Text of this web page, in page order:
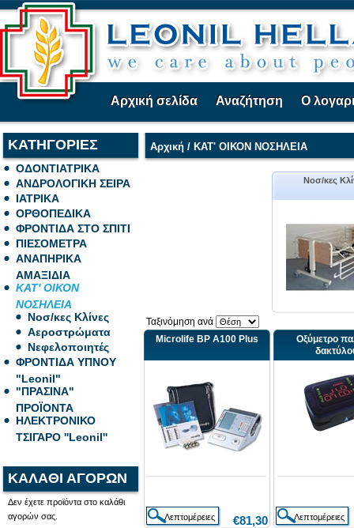
Αρχική σελίδα Αναζήτηση Ο
ΚΑΤΗΓΟΡΙΕΣ
ΟΔΟΝΤΙΑΤΡΙΚΑ
ΑΝΔΡΟΛΟΓΙΚΗ ΣΕΙΡΑ
ΙΑΤΡΙΚΑ
ΟΡΘΟΠΕΔΙΚΑ
ΦΡΟΝΤΙΔΑ ΣΤΟ ΣΠΙΤΙ
ΠΙΕΣΟΜΕΤΡΑ
ΑΝΑΠΗΡΙΚΑ
ΑΜΑΞΙΔΙΑ
ΚΑΤ' ΟΙΚΟΝ
ΝΟΣΗΛΕΙΑ
Νοσ/κες Κλίνες
Αεροστρώματα
Νεφελοποιητές
ΦΡΟΝΤΙΔΑ ΥΠΝΟΥ
"Leonil"
"ΠΡΑΣΙΝΑ"
ΠΡΟΪΟΝΤΑ
ΗΛΕΚΤΡΟΝΙΚΟ
ΤΣΙΓΑΡΟ ''Leonil''
ΚΑΛΑΘΙ ΑΓΟΡΩΝ
Δεν έχετε προϊόντα στο καλάθι
αγορών σας.
Αρχική / ΚΑΤ' ΟΙΚΟΝ ΝΟΣΗΛΕΙΑ
Νοσ/κες
Ταξινόμηση ανά
Microlife BP A100 Plus
€81,30
Οξύμετρο